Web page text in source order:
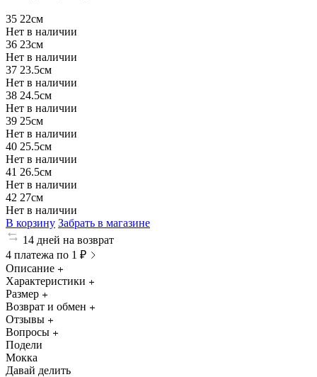
35 22см
Нет в наличии
36 23см
Нет в наличии
37 23.5см
Нет в наличии
38 24.5см
Нет в наличии
39 25см
Нет в наличии
40 25.5см
Нет в наличии
41 26.5см
Нет в наличии
42 27см
Нет в наличии
В корзину Забрать в магазине
14 дней на возврат
4 платежа по 1 ₽
Описание
Характеристики
Размер
Возврат и обмен
Отзывы
Вопросы
Подели
Мокка
Давай делить